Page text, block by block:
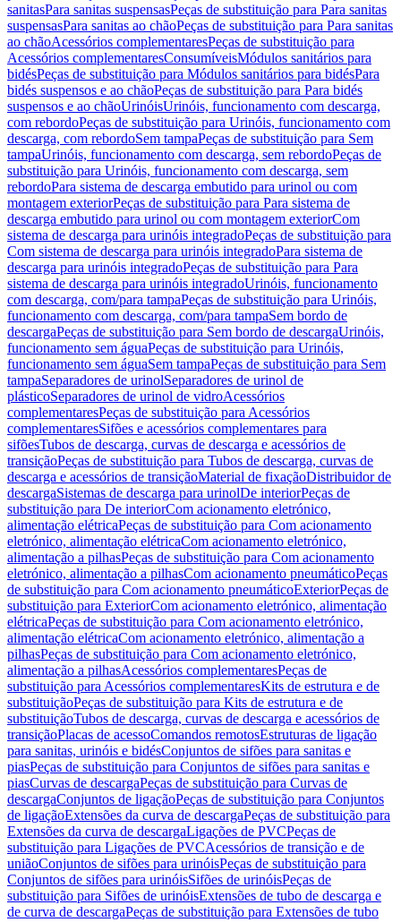
sanitasPara sanitas suspensasPeças de substituição para Para sanitas
suspensasPara sanitas ao chãoPeças de substituição para Para sanitas
ao chãoAcessórios complementaresPeças de substituição para
Acessórios complementaresConsumíveisMódulos sanitários para
bidésPeças de substituição para Módulos sanitários para bidésPara
bidés suspensos e ao chãoPeças de substituição para Para bidés
suspensos e ao chãoUrinóisUrinóis, funcionamento com descarga,
com rebordoPeças de substituição para Urinóis, funcionamento com
descarga, com rebordoSem tampaPeças de substituição para Sem
tampaUrinóis, funcionamento com descarga, sem rebordoPeças de
substituição para Urinóis, funcionamento com descarga, sem
rebordoPara sistema de descarga embutido para urinol ou com
montagem exteriorPeças de substituição para Para sistema de
descarga embutido para urinol ou com montagem exteriorCom
sistema de descarga para urinóis integradoPeças de substituição para
Com sistema de descarga para urinóis integradoPara sistema de
descarga para urinóis integradoPeças de substituição para Para
sistema de descarga para urinóis integradoUrinóis, funcionamento
com descarga, com/para tampaPeças de substituição para Urinóis,
funcionamento com descarga, com/para tampaSem bordo de
descargaPeças de substituição para Sem bordo de descargaUrinóis,
funcionamento sem águaPeças de substituição para Urinóis,
funcionamento sem águaSem tampaPeças de substituição para Sem
tampaSeparadores de urinolSeparadores de urinol de
plásticoSeparadores de urinol de vidroAcessórios
complementaresPeças de substituição para Acessórios
complementaresSifões e acessórios complementares para
sifõesTubos de descarga, curvas de descarga e acessórios de
transiçãoPeças de substituição para Tubos de descarga, curvas de
descarga e acessórios de transiçãoMaterial de fixaçãoDistribuidor de
descargaSistemas de descarga para urinolDe interiorPeças de
substituição para De interiorCom acionamento eletrónico,
alimentação elétricaPeças de substituição para Com acionamento
eletrónico, alimentação elétricaCom acionamento eletrónico,
alimentação a pilhasPeças de substituição para Com acionamento
eletrónico, alimentação a pilhasCom acionamento pneumáticoPeças
de substituição para Com acionamento pneumáticoExteriorPeças de
substituição para ExteriorCom acionamento eletrónico, alimentação
elétricaPeças de substituição para Com acionamento eletrónico,
alimentação elétricaCom acionamento eletrónico, alimentação a
pilhasPeças de substituição para Com acionamento eletrónico,
alimentação a pilhasAcessórios complementaresPeças de
substituição para Acessórios complementaresKits de estrutura e de
substituiçãoPeças de substituição para Kits de estrutura e de
substituiçãoTubos de descarga, curvas de descarga e acessórios de
transiçãoPlacas de acessoComandos remotosEstruturas de ligação
para sanitas, urinóis e bidésConjuntos de sifões para sanitas e
piasPeças de substituição para Conjuntos de sifões para sanitas e
piasCurvas de descargaPeças de substituição para Curvas de
descargaConjuntos de ligaçãoPeças de substituição para Conjuntos
de ligaçãoExtensões da curva de descargaPeças de substituição para
Extensões da curva de descargaLigações de PVCPeças de
substituição para Ligações de PVCAcessórios de transição e de
uniãoConjuntos de sifões para urinóisPeças de substituição para
Conjuntos de sifões para urinóisSifões de urinóisPeças de
substituição para Sifões de urinóisExtensões de tubo de descarga e
de curva de descargaPeças de substituição para Extensões de tubo